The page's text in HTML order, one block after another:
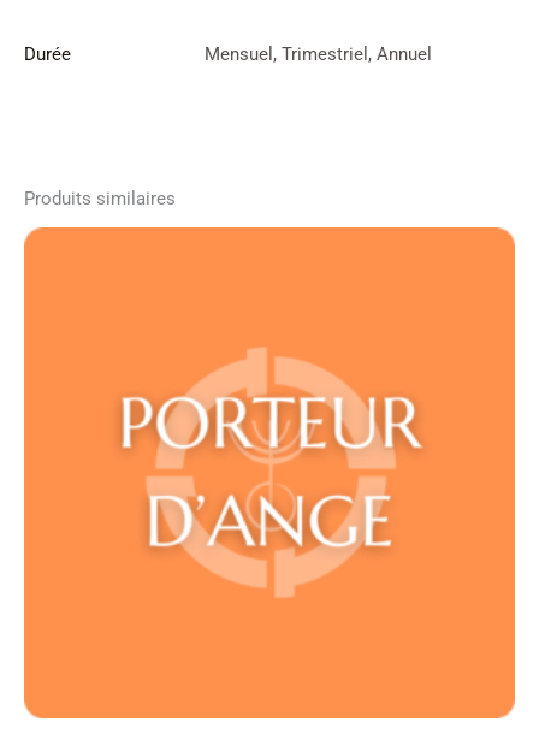
Durée Mensuel, Trimestriel, Annuel
Produits similaires
Plage